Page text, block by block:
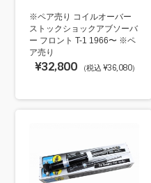
※ペア売り コイルオーバー
ストックショックアブソーバ
ー フロント T-1 1966〜 ※ペ
ア売り
¥32,800 （税込 ¥36,080）